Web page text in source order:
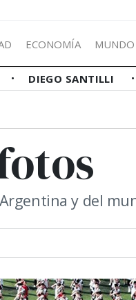
ECONOMÍA MUNDO
DIEGO SANTILLI
y del